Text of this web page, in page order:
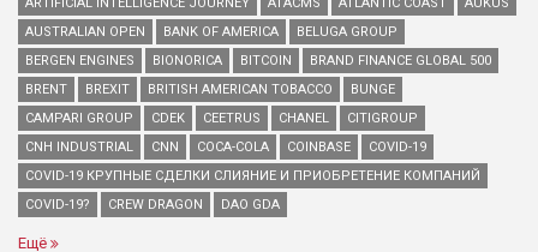
AUSTRALIAN OPEN
BANK OF AMERICA
BELUGA GROUP
BERGEN ENGINES
BIONORICA BITCOIN
BRAND FINANCE GLOBAL 500
BRENT
BREXIT BRITISH AMERICAN TOBACCO
BUNGE
CAMPARI GROUP
CDEK CEETRUS CHANEL
CITIGROUP
CNH INDUSTRIAL
CNN COCA-COLA COINBASE
COVID-19
COVID-19 КРУПНЫЕ СДЕЛКИ СЛИЯНИЕ И ПРИОБРЕТЕНИЕ КОМПАНИЙ
COVID-19?
CREW DRAGON DAO GDA
Ещё